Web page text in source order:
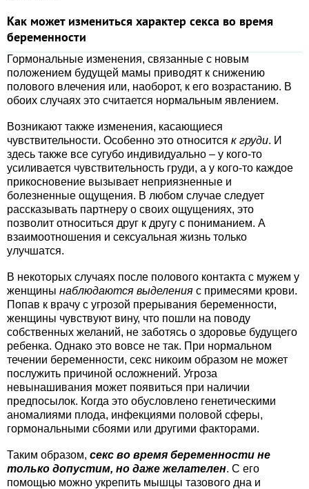
Как может измениться характер секса во время
беременности
Гормональные изменения, связанные с новым
положением будущей мамы приводят к снижению
полового влечения или, наоборот, к его возрастанию. В
обоих случаях это считается нормальным явлением.
Возникают также изменения, касающиеся
чувствительности. Особенно это относится к груди. И
здесь также все сугубо индивидуально – у кого-то
усиливается чувствительность груди, а у кого-то каждое
прикосновение вызывает неприязненные и
болезненные ощущения. В любом случае следует
рассказывать партнеру о своих ощущениях, это
позволит относиться друг к другу с пониманием. А
взаимоотношения и сексуальная жизнь только
улучшатся.
В некоторых случаях после полового контакта с мужем у
женщины наблюдаются выделения с примесями крови.
Попав к врачу с угрозой прерывания беременности,
женщины чувствуют вину, что пошли на поводу
собственных желаний, не заботясь о здоровье будущего
ребенка. Однако это вовсе не так. При нормальном
течении беременности, секс никоим образом не может
послужить причиной осложнений. Угроза
невынашивания может появиться при наличии
предпосылок. Когда это обусловлено генетическими
аномалиями плода, инфекциями половой сферы,
гормональными сбоями или другими факторами.
Таким образом, секс во время беременности не
только допустим, но даже желателен. С его
помощью можно укрепить мышцы тазового дна и